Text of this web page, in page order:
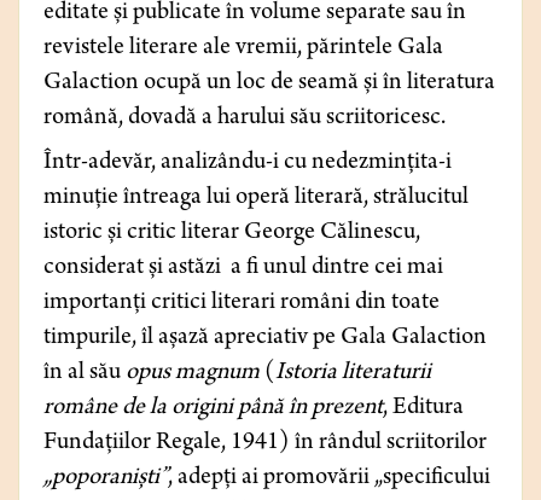
editate și publicate în volume separate sau în
revistele literare ale vremii, părintele Gala
Galaction ocupă un loc de seamă și în literatura
română, dovadă a harului său scriitoricesc.
Într-adevăr, analizându-i cu nedezmințita-i
minuție întreaga lui operă literară, strălucitul
istoric și critic literar George Călinescu,
considerat și astăzi a fi unul dintre cei mai
importanți critici literari români din toate
timpurile, îl așază apreciativ pe Gala Galaction
în al său opus magnum (Istoria literaturii
române de la origini până în prezent, Editura
Fundațiilor Regale, 1941) în rândul scriitorilor
„poporaniști”, adepți ai promovării „specificului